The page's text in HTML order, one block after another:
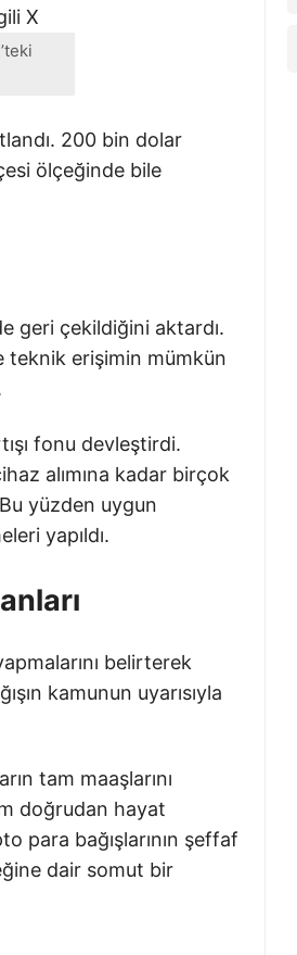
200 bin dolar
ölçeğinde bile
geri çekildiğini aktardı.
teknik erişimin mümkün
fonu devleştirdi.
alımına kadar birçok
yüzden uygun
yapıldı.
belirterek
kamunun uyarısıyla
tam maaşlarını
doğrudan hayat
para bağışlarının şeffaf
dair somut bir